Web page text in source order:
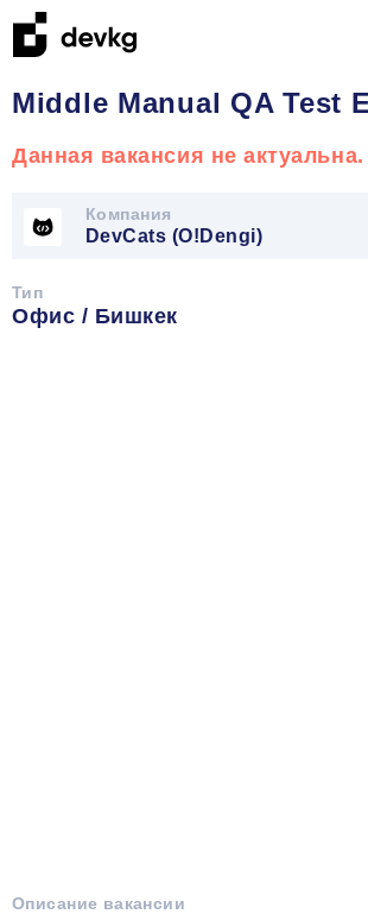
Middle Manual QA Test
Данная вакансия не актуальна.
Компания
DevCats (O!Dengi)
Тип
Офис / Бишкек
Описание вакансии